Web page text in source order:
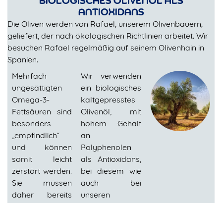
BIOLOGISCHES OLIVENÖL ALS
ANTIOXIDANS
Die Oliven werden von Rafael, unserem Olivenbauern,
geliefert, der nach ökologischen Richtlinien arbeitet. Wir
besuchen Rafael regelmäßig auf seinem Olivenhain in
Spanien.
Mehrfach
ungesättigten
Omega-3-
Fettsäuren sind
besonders
„empfindlich“
und können
somit leicht
zerstört werden.
Sie müssen
daher bereits
Wir verwenden
ein biologisches
kaltgepresstes
Olivenöl, mit
hohem Gehalt
an
Polyphenolen
als Antioxidans,
bei diesem wie
auch bei
unseren